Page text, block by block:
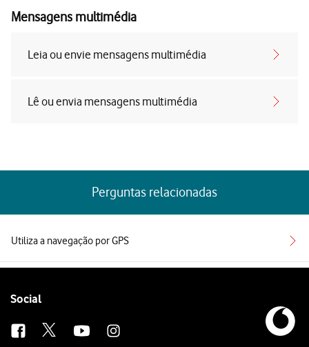
Mensagens multimédia
Leia ou envie mensagens multimédia
Lê ou envia mensagens multimédia
Perguntas relacionadas
Utiliza a navegação por GPS
Follow
Social